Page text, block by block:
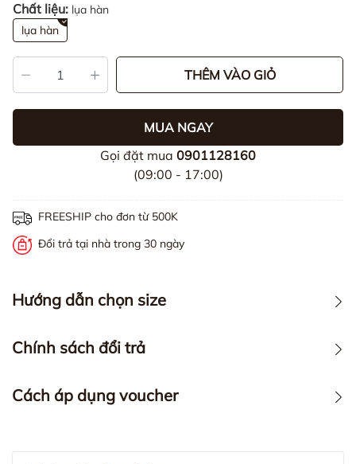
Chất liệu: lụa hàn
lụa hàn
THÊM VÀO GIỎ
MUA NGAY
Gọi đặt mua 0901128160
(09:00 - 17:00)
FREESHIP cho đơn từ 500K
Đổi trả tại nhà trong 30 ngày
Hướng dẫn chọn size
Chính sách đổi trả
Cách áp dụng voucher